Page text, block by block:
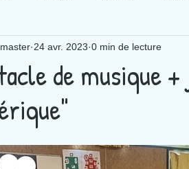
de musique
24 avr. 2023 0 min de lecture